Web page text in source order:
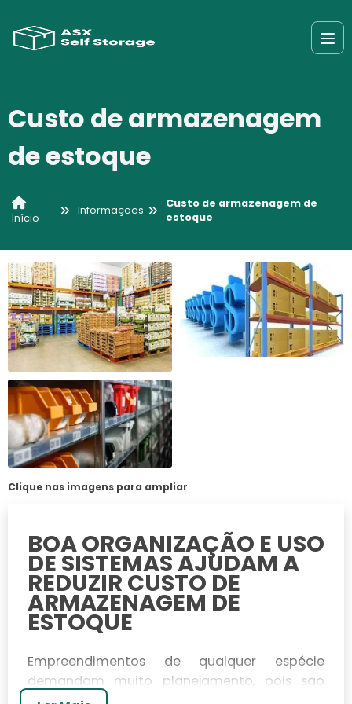
Custo de armazenagem
de estoque
Início
Informações
Custo de armazenagem de
estoque
Clique nas imagens para ampliar
BOA ORGANIZAÇÃO E USO
DE SISTEMAS AJUDAM A
REDUZIR CUSTO DE
ARMAZENAGEM DE
ESTOQUE
Empreendimentos de qualquer espécie
demandam muito planejamento, pois são
diversas as necessidades que precisarão ser